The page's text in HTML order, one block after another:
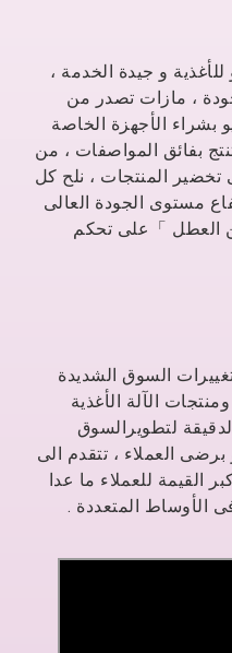
و جيدة الخدمة ،
، مازات تصدر من
بشراء الأجهزة الخاصة
بفائق المواصفات ، من
المنتجات ، نلح كل
مستوى الجودة العالى
العطل 」على تحكم
السوق الشديدة
الآلة الأغذية
لتطويرالسوق
العملاء ، تتقدم الى
القيمة للعملاء ما عدا
الأوساط المتعددة .